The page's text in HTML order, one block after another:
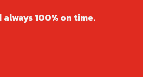
100% on time.